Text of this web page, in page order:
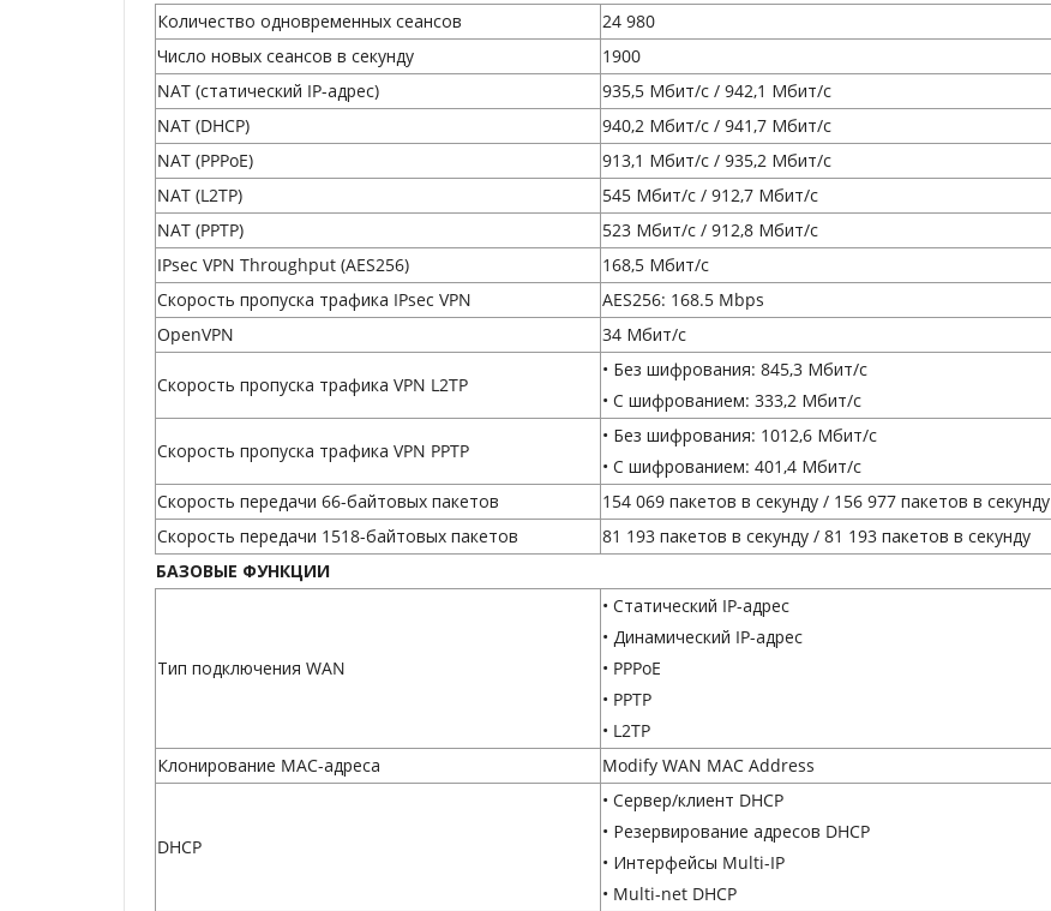
Количество одновременных сеансов
24 980
Число новых сеансов в секунду
1900
NAT (статический IP-адрес)
935,5 Мбит/с / 942,1 Мбит/с
NAT (DHCP)
940,2 Мбит/с / 941,7 Мбит/с
NAT (PPPoE)
913,1 Мбит/с / 935,2 Мбит/с
NAT (L2TP)
545 Мбит/с / 912,7 Мбит/с
NAT (PPTP)
523 Мбит/с / 912,8 Мбит/с
IPsec VPN Throughput (AES256)
168,5 Мбит/с
Скорость пропуска трафика IPsec VPN
AES256: 168.5 Mbps
OpenVPN
34 Мбит/с
Скорость пропуска трафика VPN L2TP
• Без шифрования: 845,3 Мбит/с
• С шифрованием: 333,2 Мбит/с
Скорость пропуска трафика VPN PPTP
• Без шифрования: 1012,6 Мбит/с
• С шифрованием: 401,4 Мбит/с
Скорость передачи 66-байтовых пакетов
154 069 пакетов в секунду / 156 977 пакетов в секунду
Скорость передачи 1518-байтовых пакетов
81 193 пакетов в секунду / 81 193 пакетов в секунду
БАЗОВЫЕ ФУНКЦИИ
Тип подключения WAN
• Статический IP-адрес
• Динамический IP-адрес
• PPPoE
• PPTP
• L2TP
Клонирование MAC-адреса
Modify WAN MAC Address
DHCP
• Сервер/клиент DHCP
• Резервирование адресов DHCP
• Интерфейсы Multi-IP
• Multi-net DHCP